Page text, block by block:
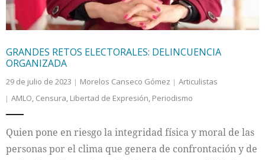
GRANDES RETOS ELECTORALES: DELINCUENCIA
ORGANIZADA
29 de julio de 2023 Morelos Canseco Gómez
Articulistas
AMLO, Censura, Libertad de Expresión, Periodismo
Quien pone en riesgo la integridad física y moral de las
personas por el clima que genera de confrontación y de